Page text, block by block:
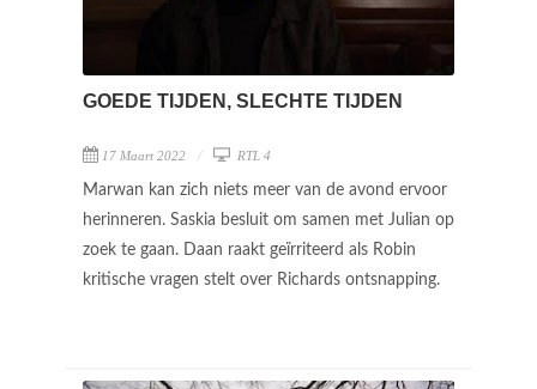
GOEDE TIJDEN, SLECHTE TIJDEN
17 Maart 2022 RTL 4
Marwan kan zich niets meer van de avond ervoor
herinneren. Saskia besluit om samen met Julian op
zoek te gaan. Daan raakt geïrriteerd als Robin
kritische vragen stelt over Richards ontsnapping.